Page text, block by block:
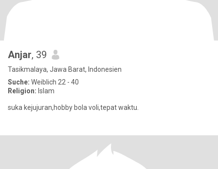
Anjar, 39
Tasikmalaya, Jawa Barat, Indonesien
Suche: Weiblich 22 - 40
Religion: Islam
suka kejujuran,hobby bola voli,tepat waktu.